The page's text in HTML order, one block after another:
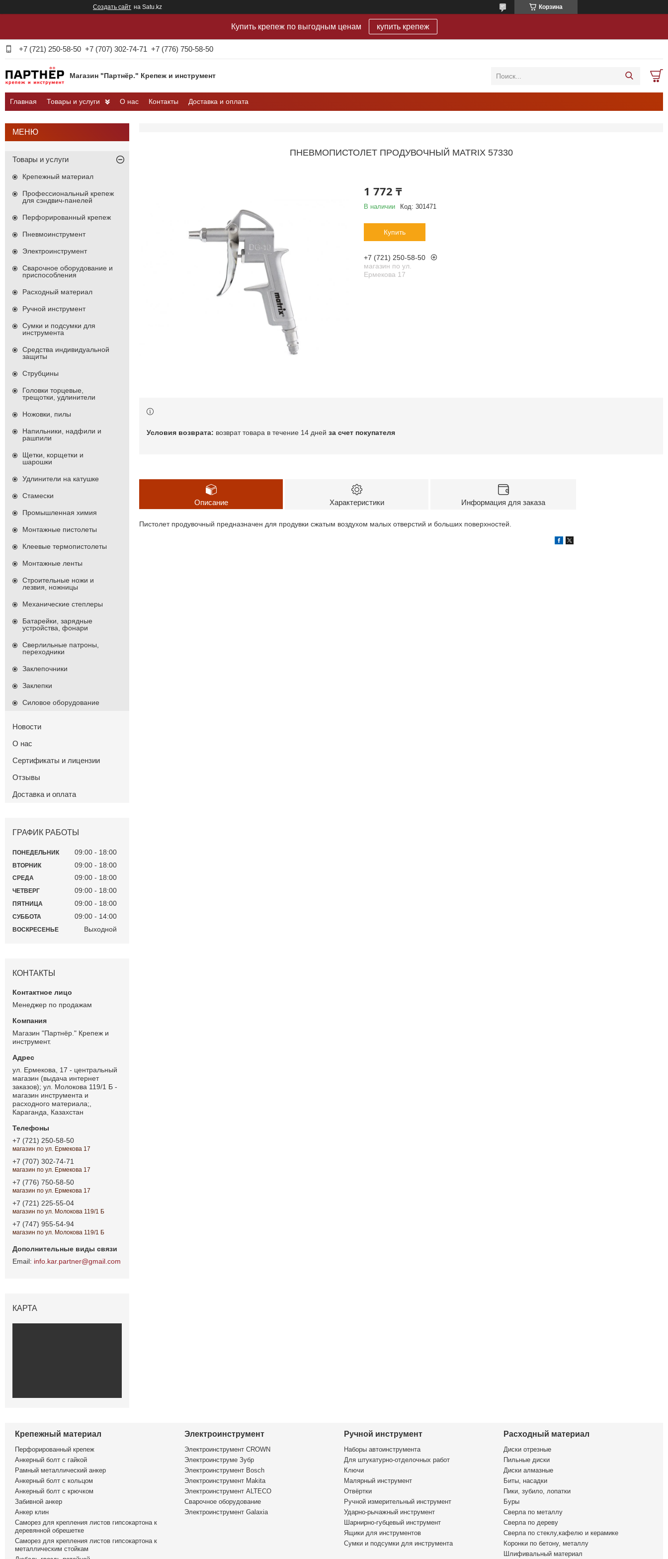
Создать сайт на Satu.kz Корзина
Купить крепеж по выгодным ценам купить крепеж
+7 (721) 250-58-50 +7 (707) 302-74-71 +7 (776) 750-58-50
Магазин "Партнёр." Крепеж и инструмент
Главная Товары и услуги О нас Контакты Доставка и оплата
ПНЕВМОПИСТОЛЕТ ПРОДУВОЧНЫЙ MATRIX 57330
1 772 ₸
В наличии Код: 301471
Купить
+7 (721) 250-58-50
магазин по ул.
Ермекова 17
возврат товара в течение 14 дней за счет покупателя
Описание Характеристики Информация для заказа
Пистолет продувочный предназначен для продувки сжатым воздухом малых отверстий и больших поверхностей.
Товары и услуги
Крепежный материал
Профессиональный крепеж
для сэндвич-панелей
Перфорированный крепеж
Пневмоинструмент
Электроинструмент
Сварочное оборудование и
приспособления
Расходный материал
Ручной инструмент
Сумки и подсумки для
инструмента
Средства индивидуальной
защиты
Струбцины
Головки торцевые,
трещотки, удлинители
Ножовки, пилы
Напильники, надфили и
рашпили
Щетки, корщетки и
шарошки
Удлинители на катушке
Стамески
Промышленная химия
Монтажные пистолеты
Клеевые термопистолеты
Монтажные ленты
Строительные ножи и
лезвия, ножницы
Механические степлеры
Батарейки, зарядные
устройства, фонари
Сверлильные патроны,
переходники
Заклепочники
Заклепки
Силовое оборудование
Новости
О нас
Сертификаты и лицензии
Отзывы
Доставка и оплата
ГРАФИК РАБОТЫ
ПОНЕДЕЛЬНИК 09:00 18:00
ВТОРНИК 09:00 18:00
СРЕДА 09:00 18:00
ЧЕТВЕРГ 09:00 18:00
ПЯТНИЦА 09:00 18:00
СУББОТА 09:00 14:00
ВОСКРЕСЕНЬЕ Выходной
КОНТАКТЫ
Менеджер по продажам
Магазин "Партнёр." Крепеж и
инструмент.
ул. Ермекова, 17 - центральный
магазин (выдача интернет
заказов); ул. Молокова 119/1 Б -
магазин инструмента и
расходного материала;,
Караганда, Казахстан
+7 (721) 250-58-50
магазин по ул. Ермекова 17
+7 (707) 302-74-71
магазин по ул. Ермекова 17
+7 (776) 750-58-50
магазин по ул. Ермекова 17
+7 (721) 225-55-04
магазин по ул. Молокова 119/1 Б
+7 (747) 955-54-94
магазин по ул. Молокова 119/1 Б
info.kar.partner@gmail.com
КАРТА
Крепежный материал
Перфорированный крепеж
Анкерный болт с гайкой
Рамный металлический анкер
Анкерный болт с кольцом
Анкерный болт с крючком
Забивной анкер
Анкер клин
Саморез для крепления листов гипсокартона к
деревянной обрешетке
Саморез для крепления листов гипсокартона к
металлическим стойкам
Электроинструмент
Электроинструмент CROWN
Электроинструме Зубр
Электроинструмент Bosch
Электроинструмент Makita
Электроинструмент ALTECO
Сварочное оборудование
Электроинструмент Galaxia
Ручной инструмент
Наборы автоинструмента
Для штукатурно-отделочных работ
Ключи
Малярный инструмент
Отвёртки
Ручной измерительный инструмент
Ударно-рычажный инструмент
Шарнирно-губцевый инструмент
Ящики для инструментов
Сумки и подсумки для инструмента
Расходный материал
Диски отрезные
Пильные диски
Диски алмазные
Биты, насадки
Пики, зубило, лопатки
Буры
Сверла по металлу
Сверла по дереву
Сверла по стеклу,кафелю и керамике
Коронки по бетону, металлу
Шлифивальный материал